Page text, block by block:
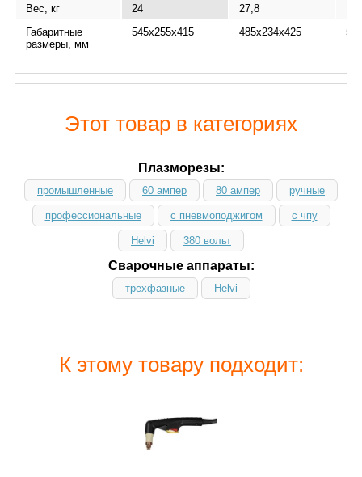
Вес, кг 24 27,8
Габаритные
размеры, мм
545x255x415 485x234x425
Этот товар в категориях
Плазморезы:
промышленные 60 ампер 80 ампер ручные
профессиональные с пневмоподжигом с чпу
Helvi 380 вольт
Сварочные аппараты:
трехфазные Helvi
К этому товару подходит: